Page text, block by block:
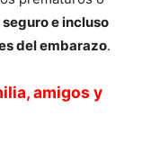
seguro e incluso
del embarazo.
amigos y